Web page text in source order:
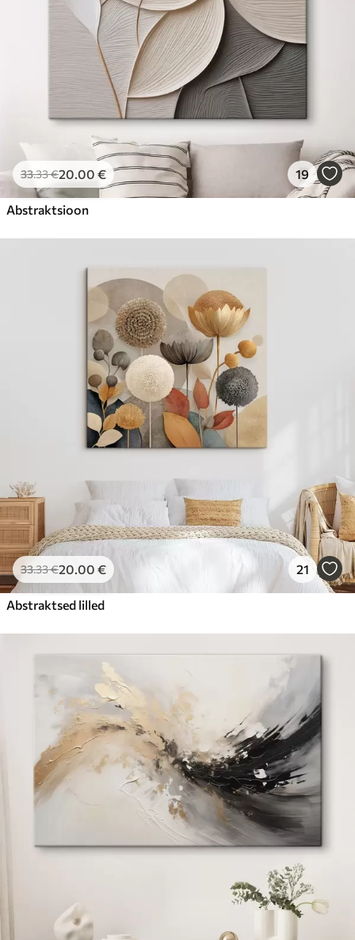
33.33€20.00 € 19
Abstraktsioon
33.33€20.00 € 21
Abstraktsed lilled